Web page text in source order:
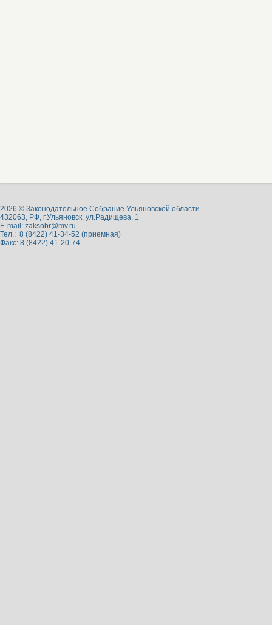
2026 © Законодательное Собрание Ульяновской области.
432063, РФ, г.Ульяновск, ул.Радищева, 1
E-mail: zaksobr@mv.ru
Тел.: 8 (8422) 41-34-52 (приемная)
Факс: 8 (8422) 41-20-74